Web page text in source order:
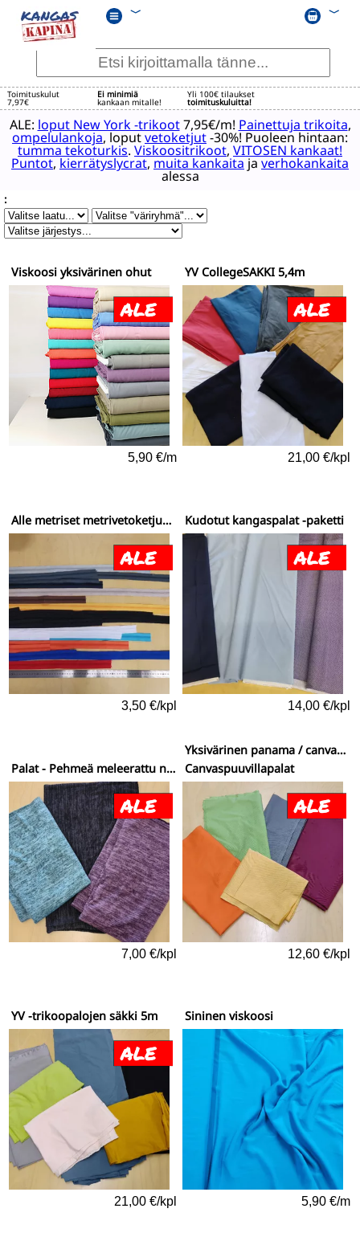
﹀ ﹀
Toimituskulut
7,97€
Ei minimiä
kankaan mitalle!
Yli 100€ tilaukset
toimituskuluitta!
ALE: loput New York -trikoot7,95€/m! Painettuja trikoita,
ompelulankoja, loputvetoketjut-30%! Puoleen hintaan:
tumma tekoturkis. Viskoositrikoot, VITOSEN kankaat!
Puntot,kierrätyslycrat,muita kankaitajaverhokankaita
alessa
:
Viskoosi yksivärinen ohut
5,90 €/m
YV CollegeSÄKKI 5,4m
21,00 €/kpl
Alle metriset metrivetoketjun palat
3,50 €/kpl
Kudotut kangaspalat -paketti
14,00 €/kpl
Palat - Pehmeä meleerattu neulos
7,00 €/kpl
Yksivärinen panama / canvaspuuvilla
Canvaspuuvillapalat
12,60 €/kpl
YV -trikoopalojen säkki 5m
21,00 €/kpl
Sininen viskoosi
5,90 €/m